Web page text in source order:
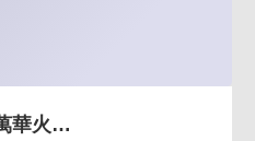
車站大戶電梯豪邸 近萬華火車站